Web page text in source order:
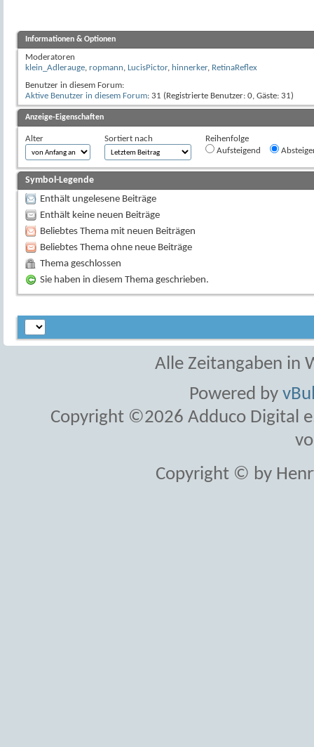
Informationen & Optionen
Moderatoren
klein_Adlerauge, ropmann, LucisPictor, hinnerker, RetinaReflex
Benutzer in diesem Forum:
Aktive Benutzer in diesem Forum: 31 (Registrierte Benutzer: 0, Gäste: 31)
Anzeige-Eigenschaften
Alter Sortiert nach
Reihenfolge
Aufsteigend
Symbol-Legende
Enthält ungelesene Beiträge
Enthält keine neuen Beiträge
Beliebtes Thema mit neuen Beiträgen
Beliebtes Thema ohne neue Beiträge
Thema geschlossen
Sie haben in diesem Thema geschrieben.
Alle Zeitangaben in
Powered by
Copyright ©2026 Adduco Digital
Copyright © by